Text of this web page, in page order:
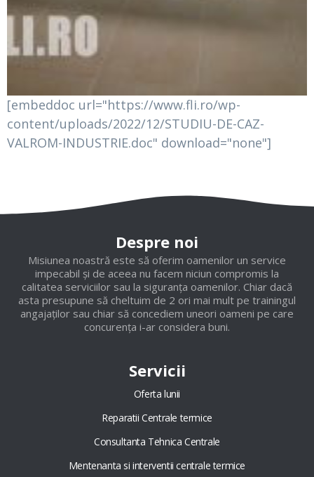
[embeddoc url="https://www.fli.ro/wp-
content/uploads/2022/12/STUDIU-DE-CAZ-
VALROM-INDUSTRIE.doc" download="none"]
Despre noi
Misiunea noastră este să oferim oamenilor un service
impecabil și de aceea nu facem niciun compromis la
calitatea serviciilor sau la siguranța oamenilor. Chiar dacă
asta presupune să cheltuim de 2 ori mai mult pe trainingul
angajaților sau chiar să concediem uneori oameni pe care
concurența i-ar considera buni.
Servicii
Oferta lunii
Reparatii Centrale termice
Consultanta Tehnica Centrale
Mentenanta si interventii centrale termice